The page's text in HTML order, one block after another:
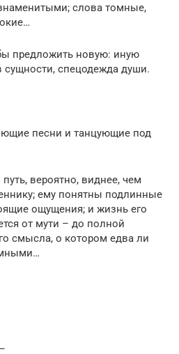
слова томные,
предложить новую: иную
сущности, спецодежда души.
песни и танцующие под
вероятно, виднее, чем
ему понятны подлинные
ощущения; и жизнь его
от мути – до полной
смысла, о котором едва ли